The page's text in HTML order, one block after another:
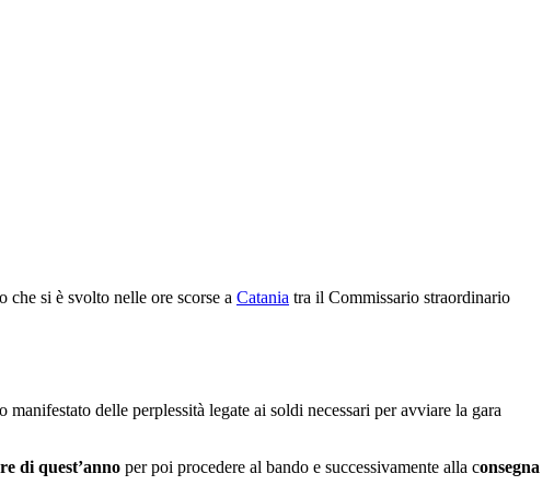
che si è svolto nelle ore scorse a Catania tra il Commissario straordinario
manifestato delle perplessità legate ai soldi necessari per avviare la gara
di quest’anno per poi procedere al bando e successivamente alla consegna